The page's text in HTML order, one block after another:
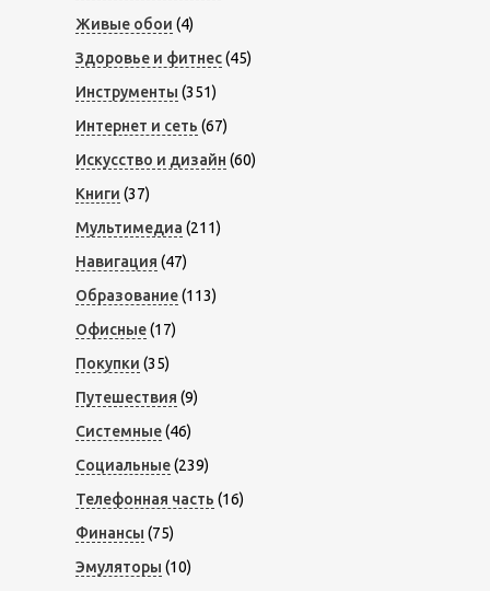
Живые обои (4)
Здоровье и фитнес(45)
Инструменты (351)
Интернет и сеть (67)
Искусство и дизайн (60)
Книги (37)
Мультимедиа (211)
Навигация (47)
Образование(113)
Офисные(17)
Покупки (35)
Путешествия (9)
Системные(46)
Социальные(239)
Телефонная часть (16)
Финансы (75)
Эмуляторы (10)